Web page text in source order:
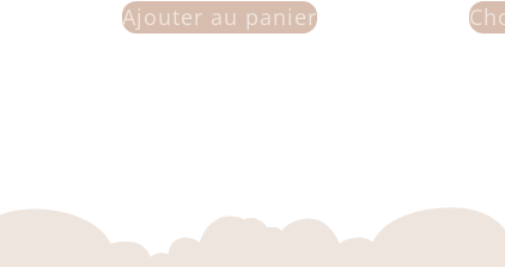
Ajouter au panier